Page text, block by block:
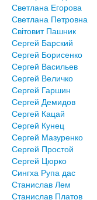
Светлана Егорова
Светлана Петровна
Світовит Пашник
Сергей Барский
Сергей Борисенко
Сергей Васильев
Сергей Величко
Сергей Гаршин
Сергей Демидов
Сергей Кацай
Сергей Кунец
Сергей Мазуренко
Сергей Простой
Сергей Цюрко
Сингха Рупа дас
Станислав Лем
Станислав Платов